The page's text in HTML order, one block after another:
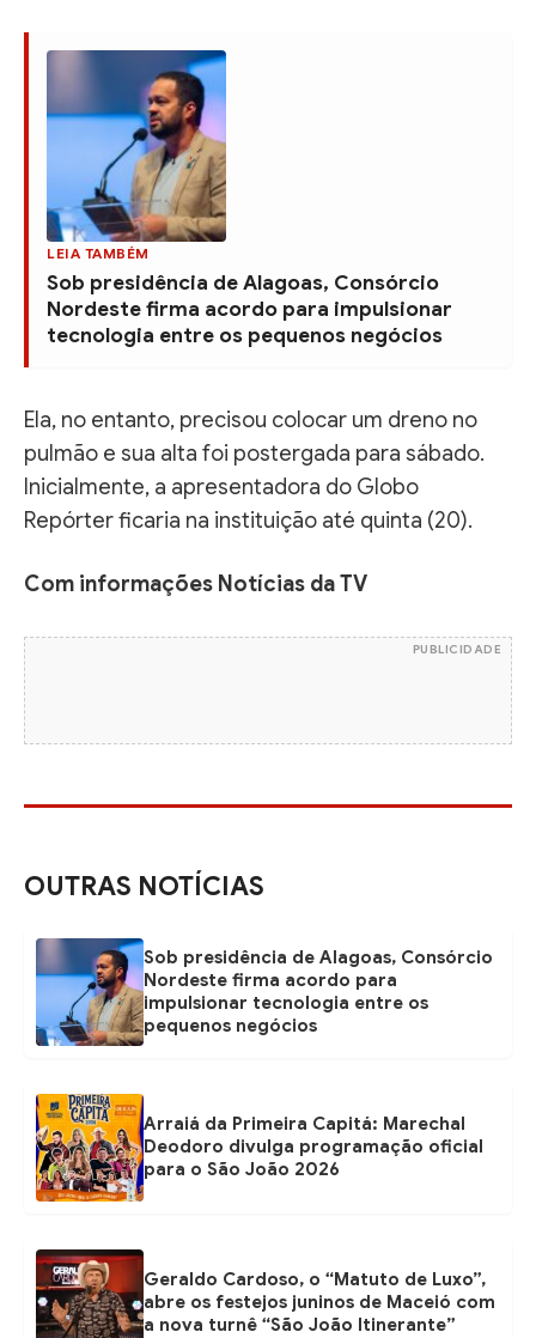
LEIA TAMBÉM
Sob presidência de Alagoas, Consórcio
Nordeste firma acordo para impulsionar
tecnologia entre os pequenos negócios
Ela, no entanto, precisou colocar um dreno no
pulmão e sua alta foi postergada para sábado.
Inicialmente, a apresentadora do Globo
Repórter ficaria na instituição até quinta (20).
Com informações Notícias da TV
PUBLICIDADE
OUTRAS NOTÍCIAS
Sob presidência de Alagoas, Consórcio
Nordeste firma acordo para
impulsionar tecnologia entre os
pequenos negócios
Arraiá da Primeira Capitá: Marechal
Deodoro divulga programação oficial
para o São João 2026
Geraldo Cardoso, o “Matuto de Luxo”,
abre os festejos juninos de Maceió com
a nova turnê “São João Itinerante”